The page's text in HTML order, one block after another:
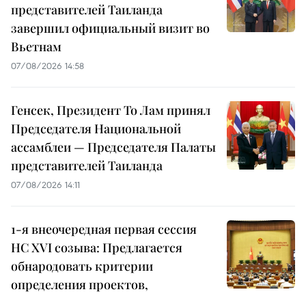
представителей Таиланда
завершил официальный визит во
Вьетнам
07/08/2026 14:58
Генсек, Президент То Лам принял
Председателя Национальной
ассамблеи — Председателя Палаты
представителей Таиланда
07/08/2026 14:11
1-я внеочередная первая сессия
НС XVI созыва: Предлагается
обнародовать критерии
определения проектов,